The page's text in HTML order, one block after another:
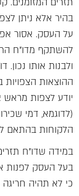
בהיר אלא ניתן
על העסק. אסור
להשתקף מדו"ח
ולבנות אותו נכון.
ההוצאות
יודע לצפות מראש
(לדוגמא, דמי
הלקוחות בהתאם
במידה שדו"ח
בעל העסק לפנות
כי לא תהיה